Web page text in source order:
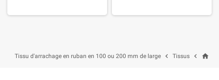
home

Tissus

Tissu d'arrachage en ruban en 100 ou 200 mm de large